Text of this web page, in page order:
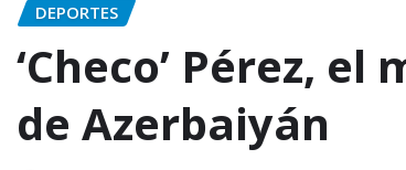
DEPORTES
‘Checo’ Pérez,
de Azerbaiyán